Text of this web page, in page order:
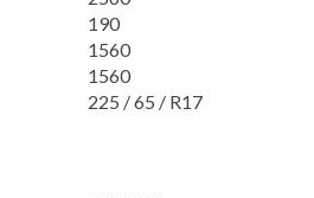
190
1560
1560
225 / 65 / R17